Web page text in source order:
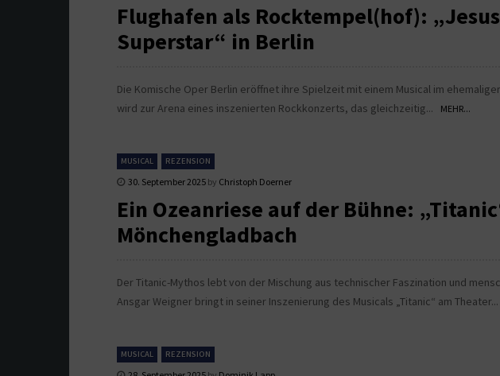
Flughafen als Rocktempel(hof):
Superstar“ in Berlin
Die Komische Oper Berlin eröffnet ihre Spielzeit mit einem Musical im
wird zur Arena eines inszenierten Rockkonzerts, das gleichzeitig...
MEHR...
MUSICAL REZENSION
30. September 2025 by Christoph Doerner
Ein Ozeanriese auf der Bühne:
Mönchengladbach
Der Titanic-Mythos lebt von der Mischung aus technischer Faszination und
Ansgar Weigner bringt in seiner Inszenierung des Musicals „Titanic“ am Theater...
MUSICAL REZENSION